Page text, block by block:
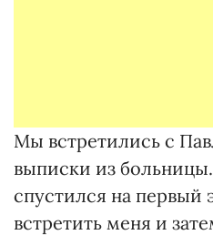
Мы встретились с
выписки из
спустился на первый
встретить меня и